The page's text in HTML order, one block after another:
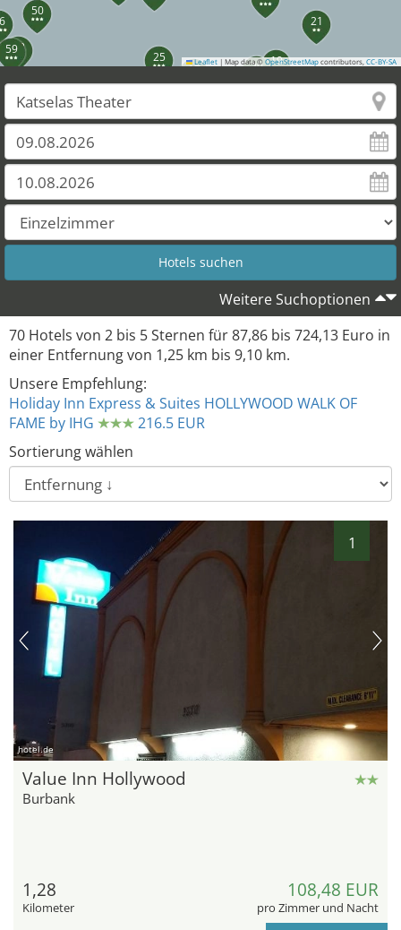
17
19
20
21
25
30 35
36
39
44
45
48
50
5968
Leaflet | Map data © OpenStreetMap contributors, CC-BY-SA
Weitere Suchoptionen
70 Hotels von 2 bis 5Sternen für87,86 bis 724,13 Euro in
einer Entfernung von 1,25 km bis 9,10 km.
Unsere Empfehlung:
Holiday Inn Express & Suites HOLLYWOOD WALK OF
FAME by IHG
216.5 EUR
Sortierung wählen
1
hotel.de
Value Inn Hollywood
Burbank
1,28
Kilometer
108,48 EUR
pro Zimmer und Nacht